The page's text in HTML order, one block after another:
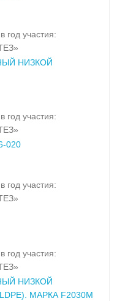
год участия:
НИЗКОЙ
год участия:
020
год участия:
год участия:
НИЗКОЙ
МАРКА F2030M